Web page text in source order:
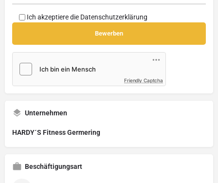
Ich akzeptiere die Datenschutzerklärung
Friendly Captcha
Unternehmen
HARDY´S Fitness Germering
Beschäftigungsart